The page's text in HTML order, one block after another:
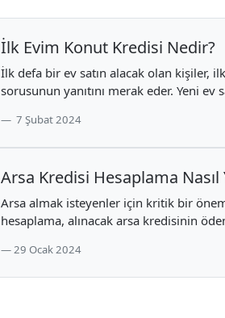
İlk Evim Konut Kredisi Nedir?
İlk defa bir ev satın alacak olan kişiler,
sorusunun yanıtını merak eder. Yeni ev
7 Şubat 2024
Arsa Kredisi Hesaplama Nasıl
Arsa almak isteyenler için kritik bir
hesaplama, alınacak arsa kredisinin
29 Ocak 2024